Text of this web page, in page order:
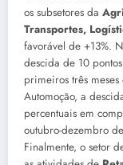
os subsetores da
Transportes,
favorável de +13%.
descida de 10
primeiros três
Automoção, a
percentuais em
outubro-dezembro
Finalmente, o setor